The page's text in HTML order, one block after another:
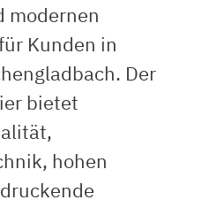
modernen
Kunden in
Der
bietet
hohen